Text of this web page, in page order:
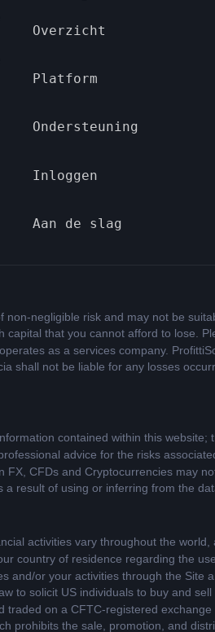
Overzicht
Platform
Ondersteuning
Inloggen
Aan de slag